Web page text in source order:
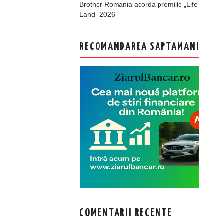
Brother Romania acorda premiile „Life
Land” 2026
RECOMANDAREA SAPTAMANII
COMENTARII RECENTE